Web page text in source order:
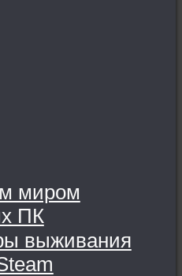
миром
ПК
выживания